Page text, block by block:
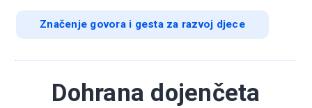
Značenje govora i gesta za razvoj djece
Dohrana dojenčeta